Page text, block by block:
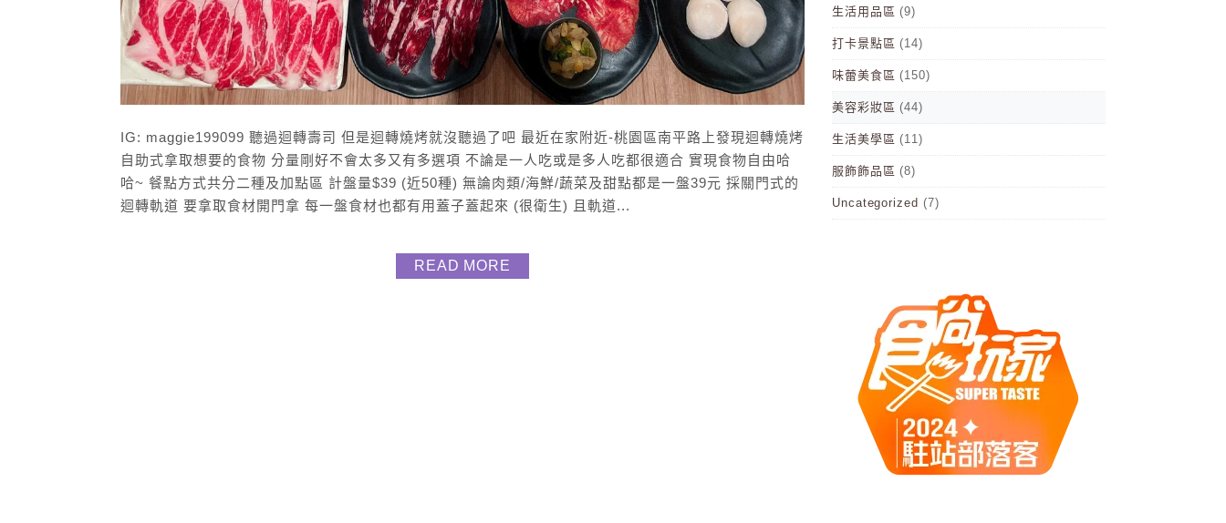
IG: maggie199099 聽過迴轉壽司 但是迴轉燒烤就沒聽過了吧 最近在家附近-桃園區南平路上發現迴轉燒烤
自助式拿取想要的食物 分量剛好不會太多又有多選項 不論是一人吃或是多人吃都很適合 實現食物自由哈
哈~ 餐點方式共分二種及加點區 計盤量$39 (近50種) 無論肉類/海鮮/蔬菜及甜點都是一盤39元 採關門式的
迴轉軌道 要拿取食材開門拿 每一盤食材也都有用蓋子蓋起來 (很衛生) 且軌道...
READ MORE
生活用品區 (9)
打卡景點區 (14)
味蕾美食區 (150)
美容彩妝區 (44)
生活美學區 (11)
服飾飾品區 (8)
Uncategorized (7)